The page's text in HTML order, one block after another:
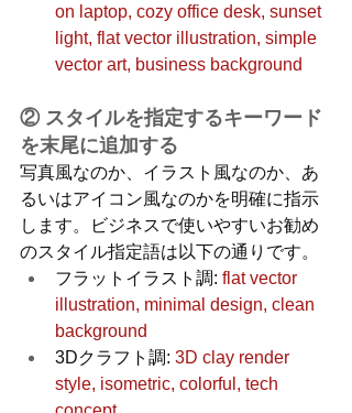
on laptop, cozy office desk, sunset
light, flat vector illustration, simple
vector art, business background
② スタイルを指定するキーワード
を末尾に追加する
写真風なのか、イラスト風なのか、あ
るいはアイコン風なのかを明確に指示
します。ビジネスで使いやすいお勧め
のスタイル指定語は以下の通りです。
フラットイラスト調: flat vector
illustration, minimal design, clean
background
3Dクラフト調: 3D clay render
style, isometric, colorful, tech